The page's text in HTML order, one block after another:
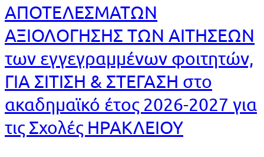
ΑΠΟΤΕΛΕΣΜΑΤΩΝ
ΑΞΙΟΛΟΓΗΣΗΣ ΤΩΝ ΑΙΤΗΣΕΩΝ
των εγγεγραμμένων φοιτητών,
ΓΙΑ ΣΙΤΙΣΗ & ΣΤΕΓΑΣΗ στο
ακαδημαϊκό έτος 2026-2027 για
τις Σχολές ΗΡΑΚΛΕΙΟΥ